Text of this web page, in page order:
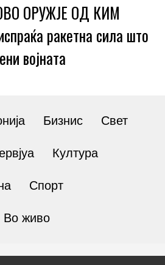
ОРУЖЈЕ ОД КИМ
ракетна сила што
војната
Бизнис Свет
Култура
Спорт
Во живо